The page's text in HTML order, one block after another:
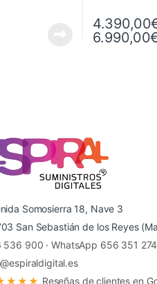
4.390,00
6.990,00
Este
Somosierra 18, Nave 3
San Sebastián de los Reyes
536 900 ·WhatsApp 656 351 274
Reseñas de clientes en